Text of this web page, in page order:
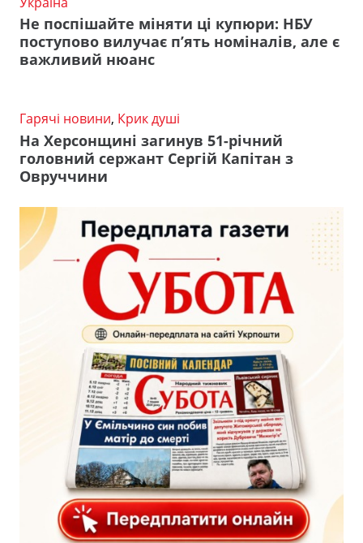
Не поспішайте міняти ці купюри: НБУ
поступово вилучає п’ять номіналів, але є
важливий нюанс
Гарячі новини, Крик душі
На Херсонщині загинув 51-річний
головний сержант Сергій Капітан з
Овруччини